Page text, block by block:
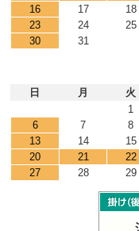
16
17 18
23
24 25
30
31
日
月 火
1
6
7 8
13
14 15
20
21 22
27
28 29